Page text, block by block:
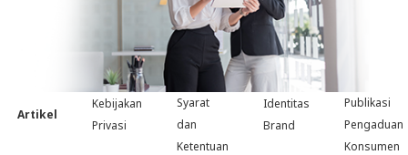
Artikel
Kebijakan
Privasi
Syarat
dan
Ketentuan
Identitas
Brand
Publikasi
Pengaduan
Konsumen